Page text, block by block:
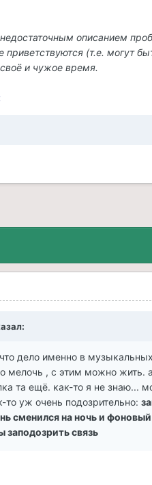
описанием
(т.е. могут
и чужое время.
дело именно в
мелочь , с этим можно жить.
та ещё. как-то я не знаю...
то уж очень подозрительно:
сменился на ночь и
заподозрить связь